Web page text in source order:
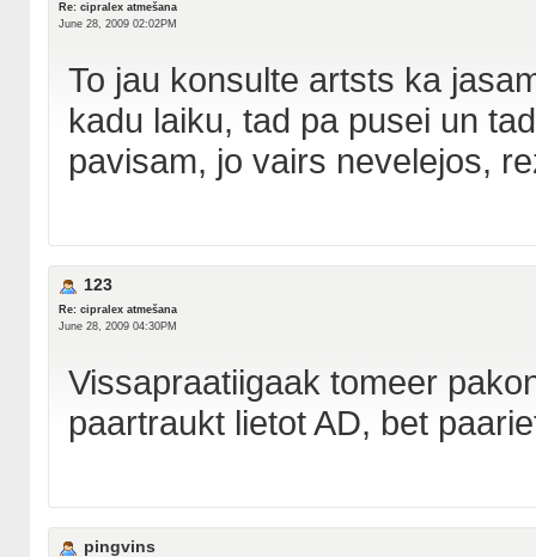
Re: cipralex atmešana
June 28, 2009 02:02PM
To jau konsulte artsts ka
kadu laiku, tad pa pusei un
pavisam, jo vairs nevelejos,
123
Re: cipralex atmešana
June 28, 2009 04:30PM
Vissapraatiigaak tomeer
paartraukt lietot AD, bet
pingvins